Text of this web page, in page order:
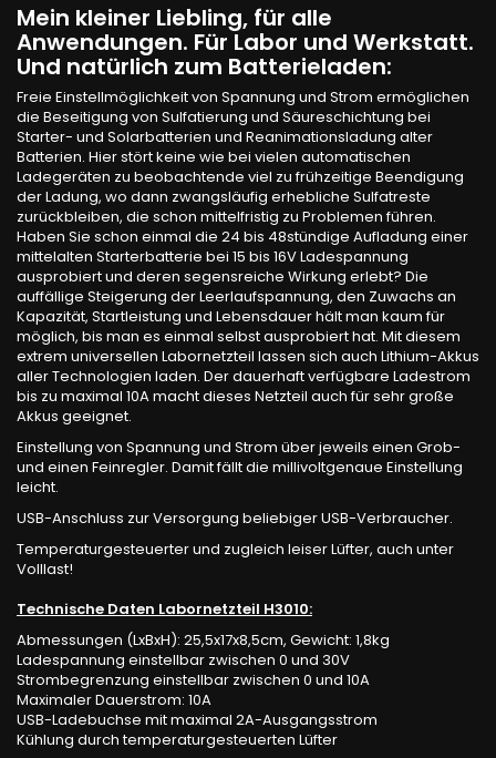
Mein kleiner Liebling, für alle
Anwendungen. Für Labor und Werkstatt.
Und natürlich zum Batterieladen:
Freie Einstellmöglichkeit von Spannung und Strom ermöglichen
die Beseitigung von Sulfatierung und Säureschichtung bei
Starter- und Solarbatterien und Reanimationsladung alter
Batterien. Hier stört keine wie bei vielen automatischen
Ladegeräten zu beobachtende viel zu frühzeitige Beendigung
der Ladung, wo dann zwangsläufig erhebliche Sulfatreste
zurückbleiben, die schon mittelfristig zu Problemen führen.
Haben Sie schon einmal die 24 bis 48stündige Aufladung einer
mittelalten Starterbatterie bei 15 bis 16V Ladespannung
ausprobiert und deren segensreiche Wirkung erlebt? Die
auffällige Steigerung der Leerlaufspannung, den Zuwachs an
Kapazität, Startleistung und Lebensdauer hält man kaum für
möglich, bis man es einmal selbst ausprobiert hat. Mit diesem
extrem universellen Labornetzteil lassen sich auch Lithium-Akkus
aller Technologien laden. Der dauerhaft verfügbare Ladestrom
bis zu maximal 10A macht dieses Netzteil auch für sehr große
Akkus geeignet.
Einstellung von Spannung und Strom über jeweils einen Grob-
und einen Feinregler. Damit fällt die millivoltgenaue Einstellung
leicht.
USB-Anschluss zur Versorgung beliebiger USB-Verbraucher.
Temperaturgesteuerter und zugleich leiser Lüfter, auch unter
Volllast!
Technische Daten Labornetzteil H3010:
Abmessungen (LxBxH): 25,5x17x8,5cm, Gewicht: 1,8kg
Ladespannung einstellbar zwischen 0 und 30V
Strombegrenzung einstellbar zwischen 0 und 10A
Maximaler Dauerstrom: 10A
USB-Ladebuchse mit maximal 2A-Ausgangsstrom
Kühlung durch temperaturgesteuerten Lüfter